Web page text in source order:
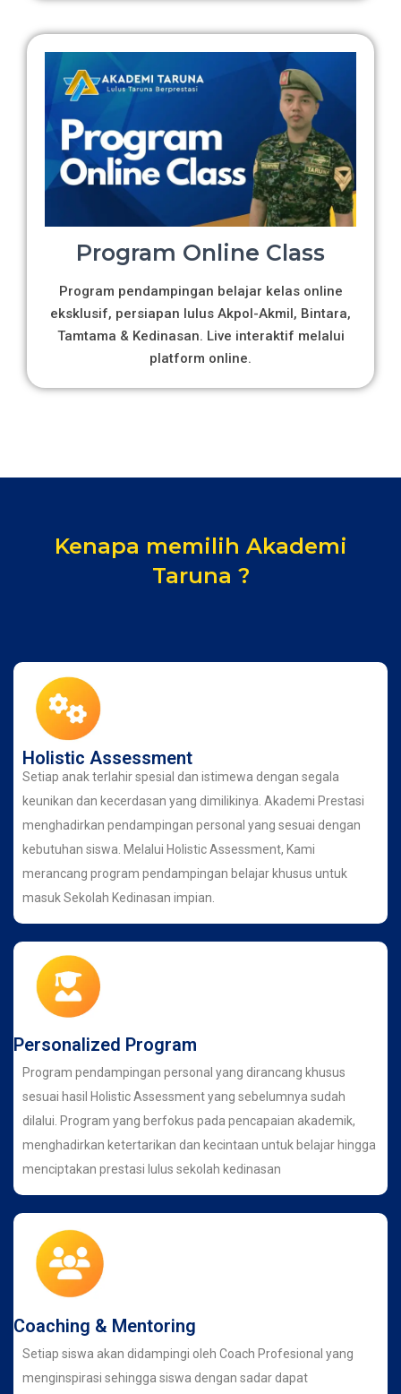
Program Online Class
Program pendampingan belajar kelas online
eksklusif, persiapan lulus Akpol-Akmil, Bintara,
Tamtama & Kedinasan. Live interaktif melalui
platform online.
Kenapa memilih Akademi
Taruna ?
Holistic Assessment
Setiap anak terlahir spesial dan istimewa dengan segala
keunikan dan kecerdasan yang dimilikinya. Akademi Prestasi
menghadirkan pendampingan personal yang sesuai dengan
kebutuhan siswa. Melalui Holistic Assessment, Kami
merancang program pendampingan belajar khusus untuk
masuk Sekolah Kedinasan impian.
Personalized Program
Program pendampingan personal yang dirancang khusus
sesuai hasil Holistic Assessment yang sebelumnya sudah
dilalui. Program yang berfokus pada pencapaian akademik,
menghadirkan ketertarikan dan kecintaan untuk belajar hingga
menciptakan prestasi lulus sekolah kedinasan
Coaching & Mentoring
Setiap siswa akan didampingi oleh Coach Profesional yang
menginspirasi sehingga siswa dengan sadar dapat